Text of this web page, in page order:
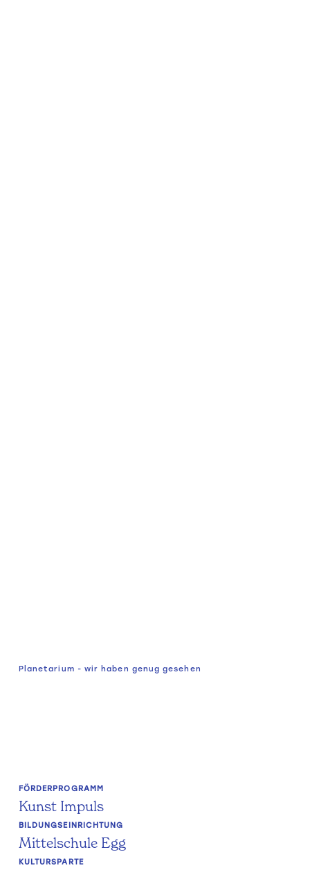
Planetarium - wir haben genug gesehen
FÖRDERPROGRAMM
Kunst Impuls
BILDUNGSEINRICHTUNG
Mittelschule Egg
KULTURSPARTE